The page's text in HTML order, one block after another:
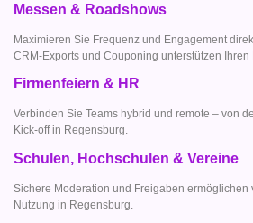
Messen & Roadshows
Maximieren Sie Frequenz und Engagement
CRM-Exports und Couponing unterstützen
Firmenfeiern & HR
Verbinden Sie Teams hybrid und remote – von
Kick-off in Regensburg.
Schulen, Hochschulen & Vereine
Sichere Moderation und Freigaben ermöglichen
Nutzung in Regensburg.